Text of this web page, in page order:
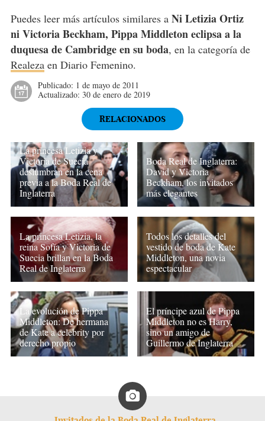
Puedes leer más artículos similares a Ni Letizia Ortiz
ni Victoria Beckham, Pippa Middleton eclipsa a la
duquesa de Cambridge en su boda, en la categoría de
Realezaen Diario Femenino.
Publicado: 1 de mayo de 2011
Actualizado: 30 de enero de 2019
RELACIONADOS
La princesa Letizia y
Victoria de Suecia
deslumbran en la cena
previa a la Boda Real de
Inglaterra
Boda Real de Inglaterra:
David y Victoria
Beckham, los invitados
más elegantes
La princesa Letizia, la
reina Sofía y Victoria de
Suecia brillan en la Boda
Real de Inglaterra
Todos los detalles del
vestido de boda de Kate
Middleton, una novia
espectacular
La evolución de Pippa
Middleton: De hermana
de Kate a celebrity por
derecho propio
El príncipe azul de Pippa
Middleton no es Harry,
sino un amigo de
Guillermo de Inglaterra